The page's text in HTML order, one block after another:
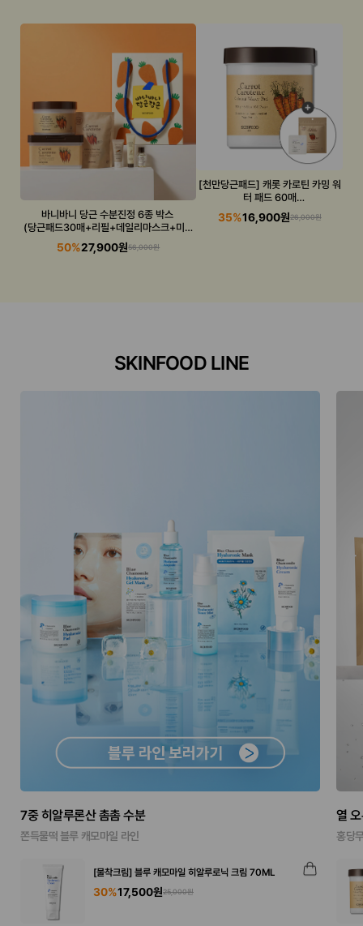
바니바니 당근 수분진정 6종 박스
(당근패드30매+리필+데일리마스크+미니
50%27,900원56,000원
[천만당근패드] 캐롯 카로틴 카밍 워
터 패드 60매
(캐롯패드+수분선 증정)
35%16,900원26,000원
SKINFOOD LINE
7중 히알루론산 촘촘 수분
쫀득물떡 블루 캐모마일 라인
[물착크림] 블루 캐모마일 히알루로닉 크림 70ML
30%17,500원25,000원
열
홍당